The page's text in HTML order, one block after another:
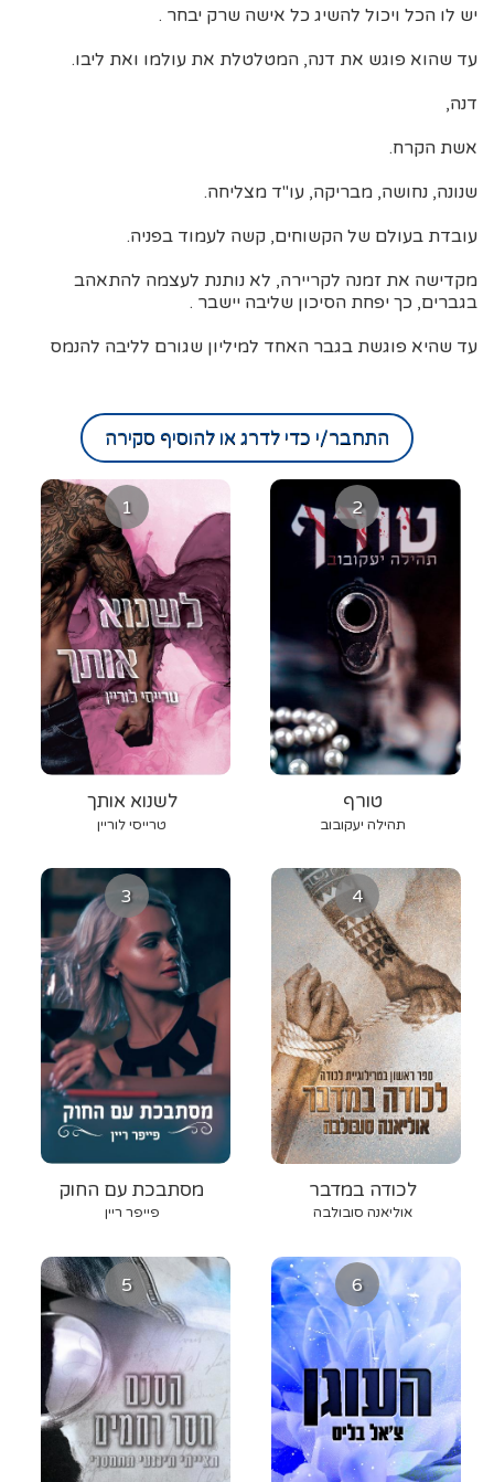
יש לו הכל ויכול להשיג כל אישה שרק יבחר .
עד שהוא פוגש את דנה, המטלטלת את עולמו ואת ליבו.
דנה,
אשת הקרח.
שנונה, נחושה, מבריקה, עו"ד מצליחה.
עובדת בעולם של הקשוחים, קשה לעמוד בפניה.
מקדישה את זמנה לקריירה, לא נותנת לעצמה להתאהב
בגברים, כך יפחת הסיכון שליבה יישבר .
עד שהיא פוגשת בגבר האחד למיליון שגורם לליבה להנמס
התחבר/י כדי לדרג או להוסיף סקירה
1
לשנוא אותך
טרייסי לוריין
2
טורף
תהילה יעקובוב
3
מסתבכת עם החוק
פייפר ריין
4
לכודה במדבר
אוליאנה סובולבה
5 6